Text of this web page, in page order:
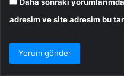
adresim ve site adresim bu